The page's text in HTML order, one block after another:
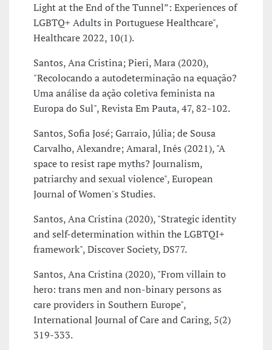
Light at the End of the Tunnel”: Experiences of
LGBTQ+ Adults in Portuguese Healthcare",
Healthcare 2022, 10(1).
Santos, Ana Cristina; Pieri, Mara (2020),
"Recolocando a autodeterminação na equação?
Uma análise da ação coletiva feminista na
Europa do Sul", Revista Em Pauta, 47, 82-102.
Santos, Sofia José; Garraio, Júlia; de Sousa
Carvalho, Alexandre; Amaral, Inês (2021), "A
space to resist rape myths? Journalism,
patriarchy and sexual violence", European
Journal of Women's Studies.
Santos, Ana Cristina (2020), "Strategic identity
and self-determination within the LGBTQI+
framework", Discover Society, DS77.
Santos, Ana Cristina (2020), "From villain to
hero: trans men and non-binary persons as
care providers in Southern Europe",
International Journal of Care and Caring, 5(2)
319-333.